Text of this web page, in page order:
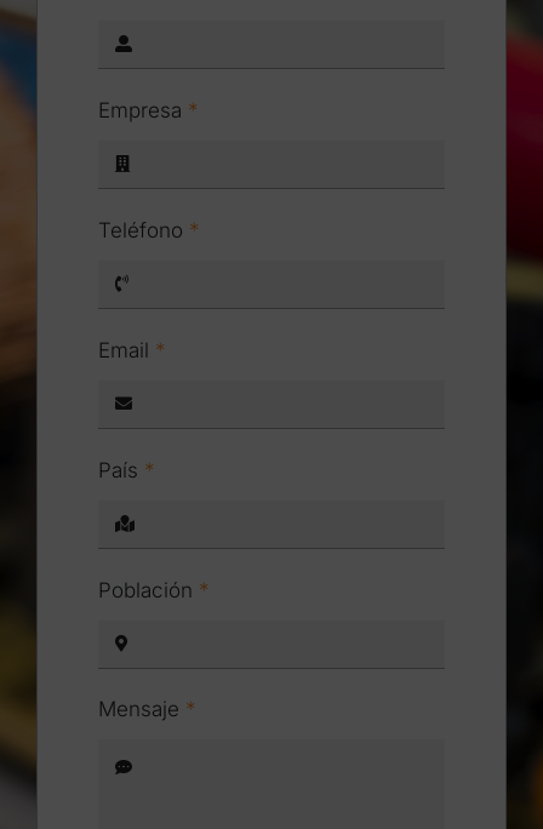
Empresa *
Teléfono *
Email *
País *
Población *
Mensaje *